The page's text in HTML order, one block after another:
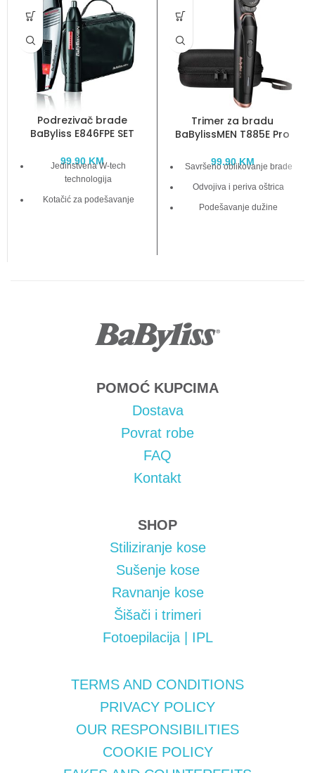
Podrezivač brade
BaByliss E846FPE SET
99.90KM
Jedinstvena W-tech
technologija
Kotačić za podešavanje
Trimer za bradu
BaBylissMEN T885E Pro
99.90KM
Savršeno oblikovanje brade
Odvojiva i periva oštrica
Podešavanje dužine
POMOĆ KUPCIMA
Dostava
Povrat robe
FAQ
Kontakt
SHOP
Stiliziranje kose
Sušenje kose
Ravnanje kose
Šišači i trimeri
Fotoepilacija | IPL
TERMS AND CONDITIONS
PRIVACY POLICY
OUR RESPONSIBILITIES
COOKIE POLICY